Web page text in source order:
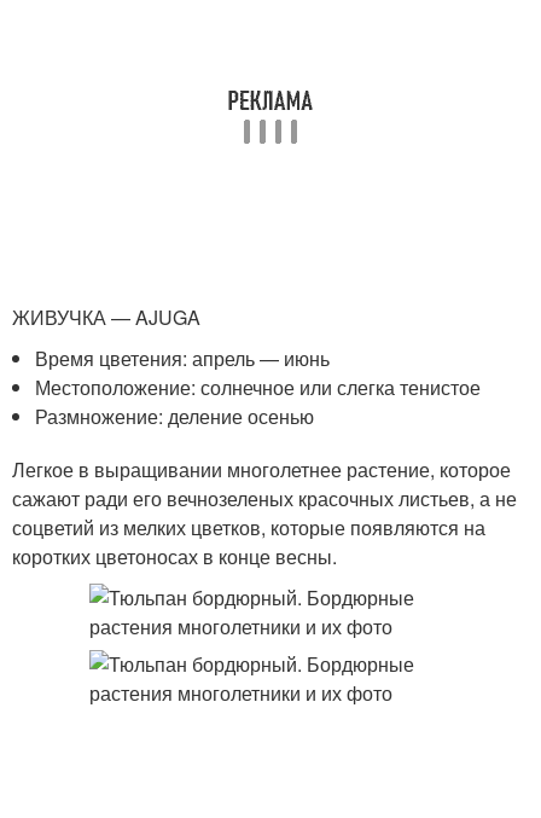
ЖИВУЧКА — AJUGA
Время цветения: апрель — июнь
Местоположение: солнечное или слегка тенистое
Размножение: деление осенью
Легкое в выращивании многолетнее растение, которое
сажают ради его вечнозеленых красочных листьев, а не
соцветий из мелких цветков, которые появляются на
коротких цветоносах в конце весны.